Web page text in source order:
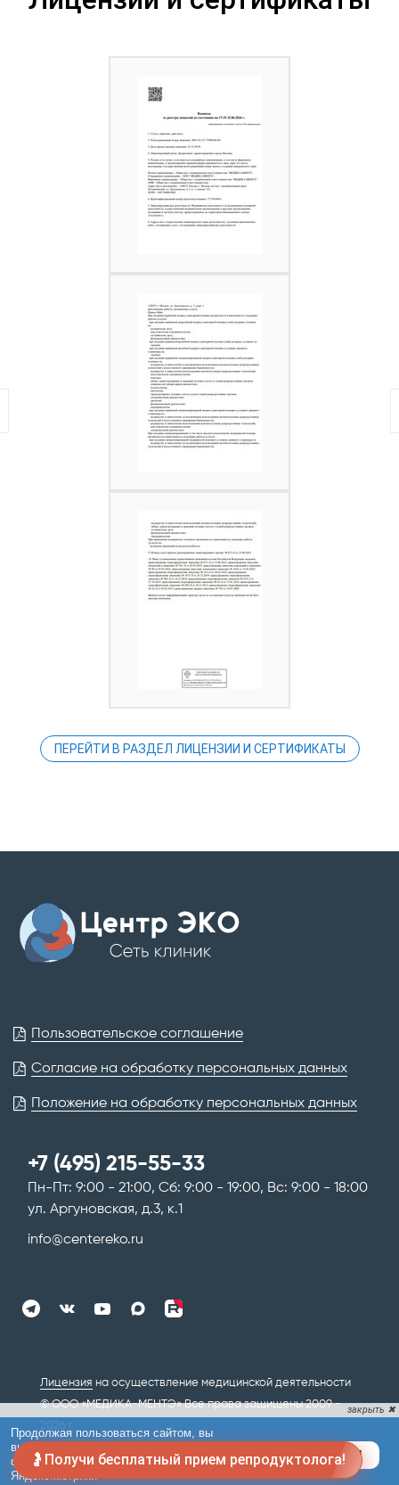
ПЕРЕЙТИ В РАЗДЕЛ ЛИЦЕНЗИИ И СЕРТИФИКАТЫ
Пользовательское соглашение
Согласие на обработку персональных данных
Положение на обработку персональных данных
+7 (495) 215-55-33
Пн-Пт: 9:00 - 21:00, Сб: 9:00 - 19:00, Вс: 9:00 - 18:00
ул. Аргуновская, д.3, к.1
info@centereko.ru
Лицензия на осуществление медицинской деятельности
© ООО «МЕДИКА-МЕНТЭ» Все права защищены 2009 -
🤰Получи бесплатный прием репродуктолога!